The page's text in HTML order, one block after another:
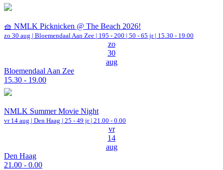
🧺 NMLK Picknicken @ The Beach 2026!
zo 30 aug | Bloemendaal Aan Zee | 195 - 200 | 50 - 65 jr | 15.30 - 19.00
zo
30
aug
Bloemendaal Aan Zee
15.30 - 19.00
NMLK Summer Movie Night
vr 14 aug | Den Haag | 25 - 49 jr | 21.00 - 0.00
vr
14
aug
Den Haag
21.00 - 0.00